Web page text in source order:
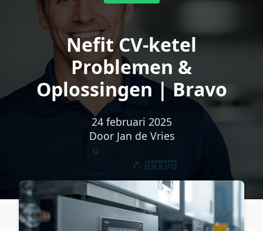
Nefit CV-ketel
Problemen &
Oplossingen | Bravo
24 februari 2025
Door Jan de Vries